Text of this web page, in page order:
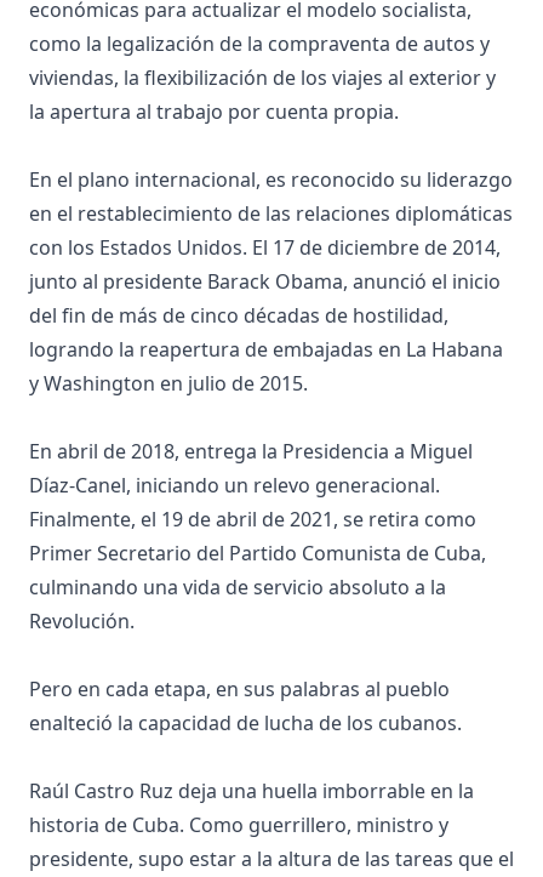
económicas para actualizar el modelo socialista,
como la legalización de la compraventa de autos y
viviendas, la flexibilización de los viajes al exterior y
la apertura al trabajo por cuenta propia.
En el plano internacional, es reconocido su liderazgo
en el restablecimiento de las relaciones diplomáticas
con los Estados Unidos. El 17 de diciembre de 2014,
junto al presidente Barack Obama, anunció el inicio
del fin de más de cinco décadas de hostilidad,
logrando la reapertura de embajadas en La Habana
y Washington en julio de 2015.
En abril de 2018, entrega la Presidencia a Miguel
Díaz-Canel, iniciando un relevo generacional.
Finalmente, el 19 de abril de 2021, se retira como
Primer Secretario del Partido Comunista de Cuba,
culminando una vida de servicio absoluto a la
Revolución.
Pero en cada etapa, en sus palabras al pueblo
enalteció la capacidad de lucha de los cubanos.
Raúl Castro Ruz deja una huella imborrable en la
historia de Cuba. Como guerrillero, ministro y
presidente, supo estar a la altura de las tareas que el